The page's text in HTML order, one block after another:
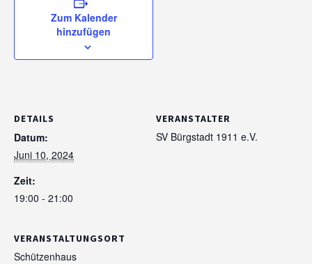
Zum Kalender
hinzufügen
DETAILS
Datum:
Juni 10, 2024
Zeit:
19:00 - 21:00
VERANSTALTUNGSORT
Schützenhaus
VERANSTALTER
SV Bürgstadt 1911 e.V.